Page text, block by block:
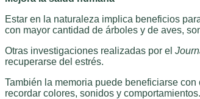
Estar en la naturaleza implica beneficios
con mayor cantidad de árboles y de aves,
Otras investigaciones realizadas por el
recuperarse del estrés.
También la memoria puede beneficiarse
recordar colores, sonidos y comportamientos.